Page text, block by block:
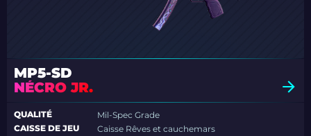
MP5-SD
NÉCRO JR.
QUALITÉ
Mil-Spec Grade
CAISSE DE JEU
Caisse Rêves et cauchemars